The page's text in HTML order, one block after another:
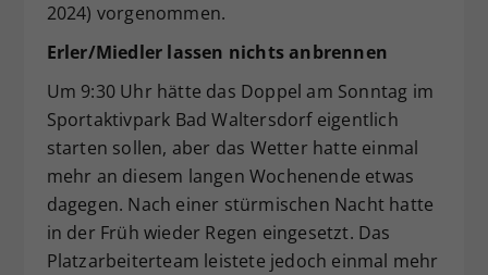
2024) vorgenommen.
Erler/Miedler lassen nichts anbrennen
Um 9:30 Uhr hätte das Doppel am Sonntag im
Sportaktivpark Bad Waltersdorf eigentlich
starten sollen, aber das Wetter hatte einmal
mehr an diesem langen Wochenende etwas
dagegen. Nach einer stürmischen Nacht hatte
in der Früh wieder Regen eingesetzt. Das
Platzarbeiterteam leistete jedoch einmal mehr